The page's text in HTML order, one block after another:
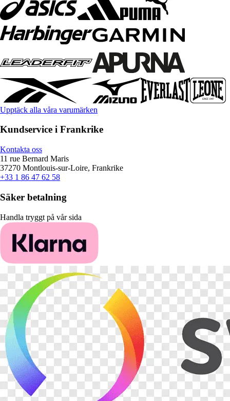
Upptäck alla våra varumärken
Kundservice i Frankrike
Kontakta oss
11 rue Bernard Maris
37270 Montlouis-sur-Loire, Frankrike
+33 1 86 47 62 58
Säker betalning
Handla tryggt på vår sida